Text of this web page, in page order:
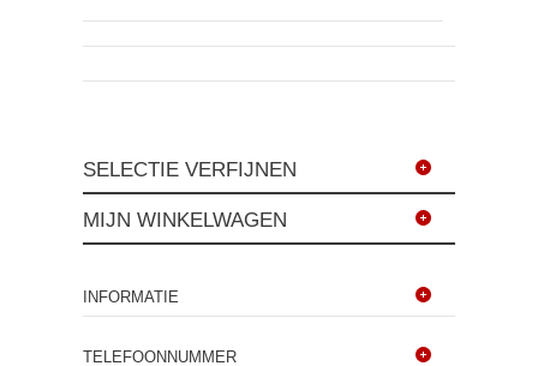
SELECTIE VERFIJNEN
MIJN WINKELWAGEN
INFORMATIE
TELEFOONNUMMER